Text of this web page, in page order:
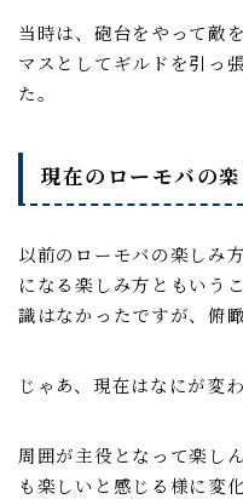
当時は、砲台をやって敵
マスとしてギルドを引っ
た。
現在のローモバの
以前のローモバの楽しみ
になる楽しみ方ともいう
識はなかったですが、俯
じゃあ、現在はなにが変
周囲が主役となって楽し
も楽しいと感じる様に変